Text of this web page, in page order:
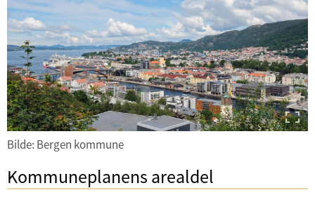
U
n
d
e
r
m
e
Bilde: Bergen kommune
Kommuneplanens arealdel